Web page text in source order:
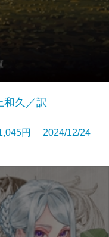
和久／訳
円 2024/12/24